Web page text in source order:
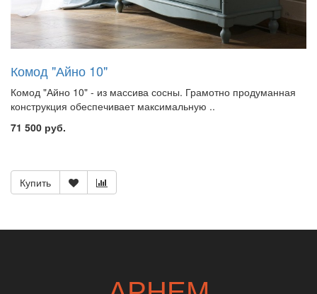
Комод "Айно 10"
Комод "Айно 10" - из массива сосны. Грамотно продуманная
конструкция обеспечивает максимальную ..
71 500 руб.
Купить